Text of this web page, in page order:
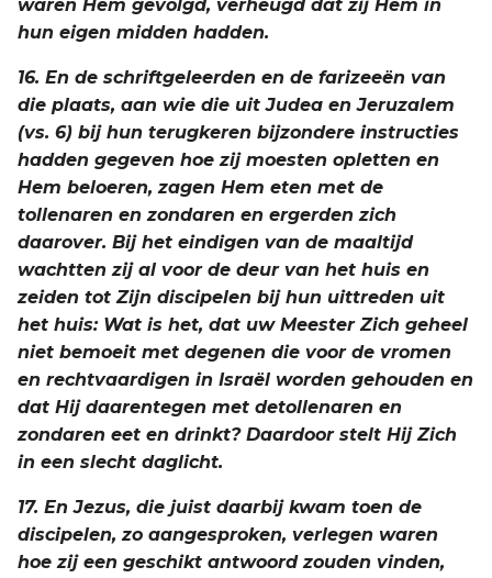
waren Hem gevolgd, verheugd dat zij Hem in
hun eigen midden hadden.
16. En de schriftgeleerden en de farizeeën van
die plaats, aan wie die uit Judea en Jeruzalem
(vs. 6) bij hun terugkeren bijzondere instructies
hadden gegeven hoe zij moesten opletten en
Hem beloeren, zagen Hem eten met de
tollenaren en zondaren en ergerden zich
daarover. Bij het eindigen van de maaltijd
wachtten zij al voor de deur van het huis en
zeiden tot Zijn discipelen bij hun uittreden uit
het huis: Wat is het, dat uw Meester Zich geheel
niet bemoeit met degenen die voor de vromen
en rechtvaardigen in Israël worden gehouden en
dat Hij daarentegen met detollenaren en
zondaren eet en drinkt? Daardoor stelt Hij Zich
in een slecht daglicht.
17. En Jezus, die juist daarbij kwam toen de
discipelen, zo aangesproken, verlegen waren
hoe zij een geschikt antwoord zouden vinden,